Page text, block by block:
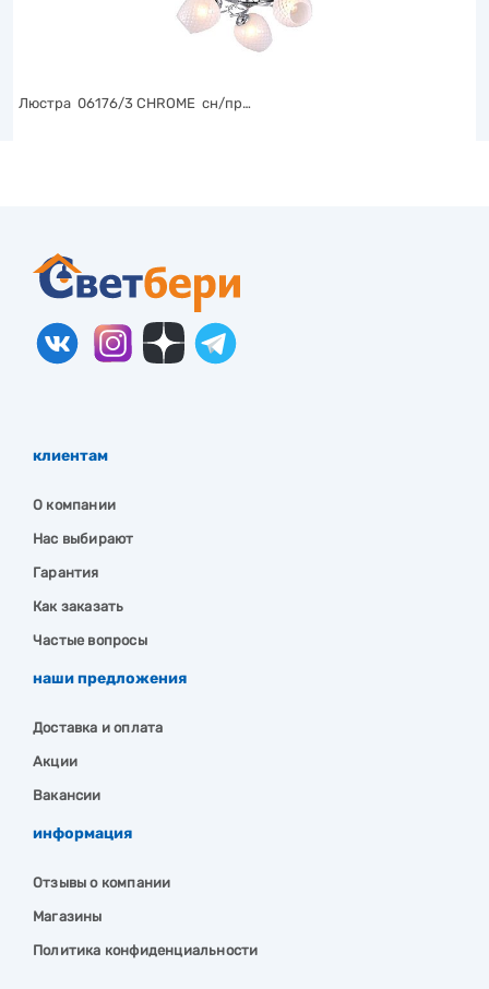
Люстра 06176/3 CHROME сн/пр…
клиентам
О компании
Нас выбирают
Гарантия
Как заказать
Частые вопросы
наши предложения
Доставка и оплата
Акции
Вакансии
информация
Отзывы о компании
Магазины
Политика конфиденциальности